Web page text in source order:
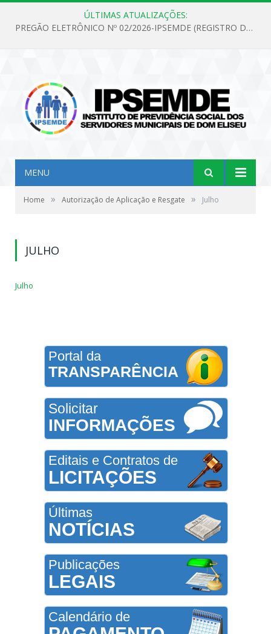
ÚLTIMAS ATUALIZAÇÕES:
PREGÃO ELETRÔNICO Nº 02/2026-IPSEMDE (REGISTRO DE PREÇOS PARA FUTURA E EVENTUAL AQUISIÇÃO DE MATERIAL DE LIMPEZA E GÊNEROS ALIMENTÍCIOS PARA ATENDER AS NECESSIDADES DO INSTITUTO DE PREVIDÊNCIA SOCIAL DOS SERVIDORES MUNICIPAIS DE DOM ELISEU.)
MENU
Home » Autorização de Aplicação e Resgate » Julho
JULHO
Julho
Portal da
TRANSPARÊNCIA
Solicitar
INFORMAÇÕES
Editais e Contratos de
LICITAÇÕES
Últimas
NOTÍCIAS
Publicações
LEGAIS
Calendário de